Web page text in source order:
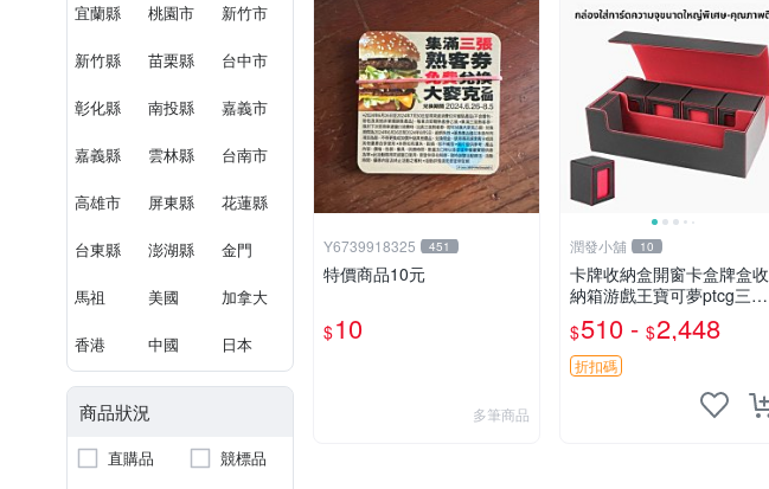
宜蘭縣 桃園市 新竹市
新竹縣 苗栗縣 台中市
彰化縣 南投縣 嘉義市
嘉義縣 雲林縣 台南市
高雄市 屏東縣 花蓮縣
台東縣 澎湖縣 金門
馬祖 美國 加拿大
香港 中國 日本
商品狀況
直購品
競標品
Y6739918325 451
特價商品10元
$10
多筆商品
潤發小舖 10
卡牌收納盒開窗卡盒牌盒收
納箱游戲王寶可夢ptcg三國
殺海賊王dtcg
$510 - $2,448
折扣碼